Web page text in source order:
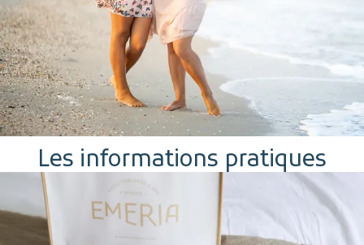
Les informations pratiques